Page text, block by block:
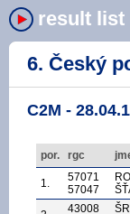
result list
6. Český
C2M -
por. rgc
1.
57071
57047
43008